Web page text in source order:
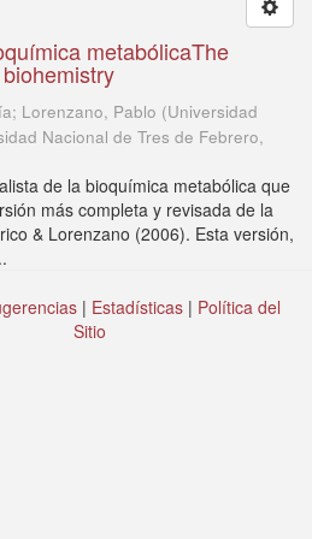
metabólicaThe
Lorenzano, Pablo (Universidad
Nacional de Tres de Febrero,
de la bioquímica metabólica que
más completa y revisada de la
& Lorenzano (2006). Esta versión,
| Estadísticas | Política del
Sitio